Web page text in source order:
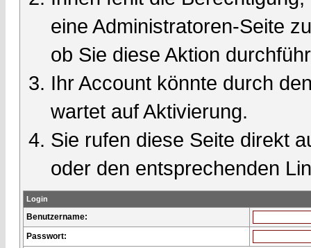
eine Administratoren-Seite
ob Sie diese Aktion
Ihr Account könnte durch
wartet auf Aktivierung.
Sie rufen diese Seite direkt
oder den entsprechenden
Login
Benutzername:
Passwort: